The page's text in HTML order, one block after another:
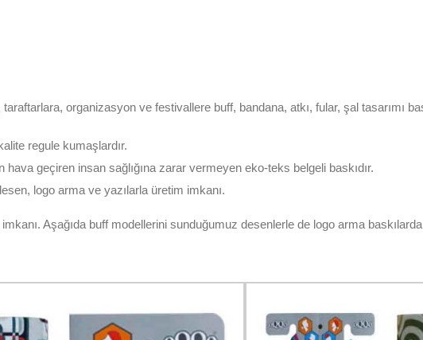
taraftarlara, organizasyon ve festivallere buff, bandana, atkı, fular, şal tasarımı
regule kumaşlardır.
geçiren insan sağlığına zarar vermeyen eko-teks belgeli baskıdır.
logo arma ve yazılarla üretim imkanı.
Aşağıda buff modellerini sunduğumuz desenlerle de logo arma